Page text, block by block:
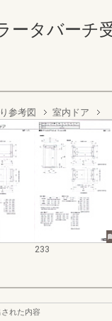
ータバーチ
参考図 室内ドア
233
れた内容